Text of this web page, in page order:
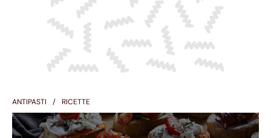
ANTIPASTI RICETTE